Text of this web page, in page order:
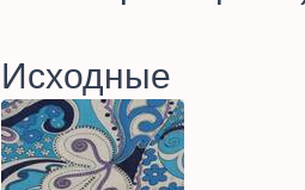
Исходные